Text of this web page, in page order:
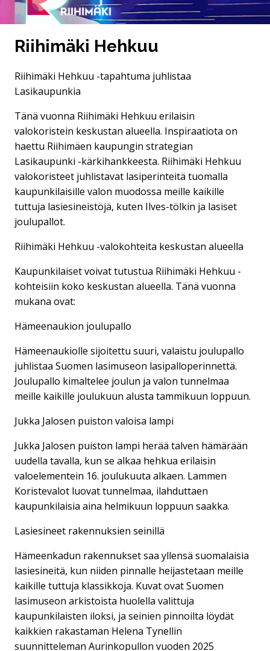
Riihimäki Hehkuu
Riihimäki Hehkuu -tapahtuma juhlistaa
Lasikaupunkia
Tänä vuonna Riihimäki Hehkuu erilaisin
valokoristein keskustan alueella. Inspiraatiota on
haettu Riihimäen kaupungin strategian
Lasikaupunki -kärkihankkeesta. Riihimäki Hehkuu
valokoristeet juhlistavat lasiperinteitä tuomalla
kaupunkilaisille valon muodossa meille kaikille
tuttuja lasiesineistöjä, kuten Ilves-tölkin ja lasiset
joulupallot.
Riihimäki Hehkuu -valokohteita keskustan alueella
Kaupunkilaiset voivat tutustua Riihimäki Hehkuu -
kohteisiin koko keskustan alueella. Tänä vuonna
mukana ovat:
Hämeenaukion joulupallo
Hämeenaukiolle sijoitettu suuri, valaistu joulupallo
juhlistaa Suomen lasimuseon lasipalloperinnettä.
Joulupallo kimaltelee joulun ja valon tunnelmaa
meille kaikille joulukuun alusta tammikuun loppuun.
Jukka Jalosen puiston valoisa lampi
Jukka Jalosen puiston lampi herää talven hämärään
uudella tavalla, kun se alkaa hehkua erilaisin
valoelementein 16. joulukuuta alkaen. Lammen
Koristevalot luovat tunnelmaa, ilahduttaen
kaupunkilaisia aina helmikuun loppuun saakka.
Lasiesineet rakennuksien seinillä
Hämeenkadun rakennukset saa yllensä suomalaisia
lasiesineitä, kun niiden pinnalle heijastetaan meille
kaikille tuttuja klassikkoja. Kuvat ovat Suomen
lasimuseon arkistoista huolella valittuja
kaupunkilaisten iloksi, ja seinien pinnoilta löydät
kaikkien rakastaman Helena Tynellin
suunnitteleman Aurinkopullon vuoden 2025